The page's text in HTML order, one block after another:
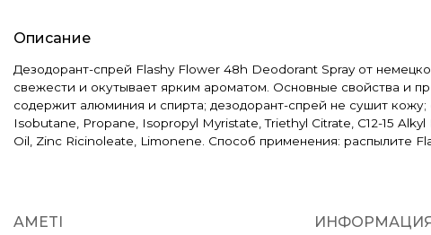
Описание
Дезодорант-спрей Flashy Flower 48h Deodorant Spray от
свежести и окутывает ярким ароматом. Основные свойства и
содержит алюминия и спирта; дезодорант-спрей не сушит
Isobutane, Propane, Isopropyl Myristate, Triethyl Citrate, C12-15
Oil, Zinc Ricinoleate, Limonene. Способ применения: распылите
AMETI